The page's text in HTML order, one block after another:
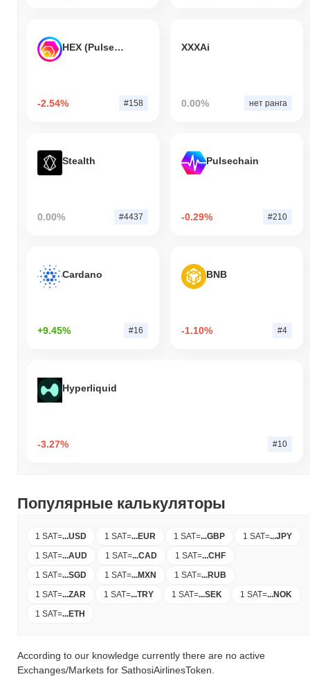
HEX (Pulsechain)
-2.54% #158
XXXAi
0.00% нет ранга
Stealth
0.00% #4437
Pulsechain
-0.29% #210
Cardano
+9.45% #16
BNB
-1.10% #4
Hyperliquid
-3.27% #10
Популярные калькуляторы
1 SAT=...USD 1 SAT=...EUR 1 SAT=...GBP 1 SAT=...JPY
1 SAT=...AUD 1 SAT=...CAD 1 SAT=...CHF
1 SAT=...SGD 1 SAT=...MXN 1 SAT=...RUB
1 SAT=...ZAR 1 SAT=...TRY 1 SAT=...SEK 1 SAT=...NOK
1 SAT=...ETH
According to our knowledge currently there are no active
Exchanges/Markets for SathosiAirlinesToken.